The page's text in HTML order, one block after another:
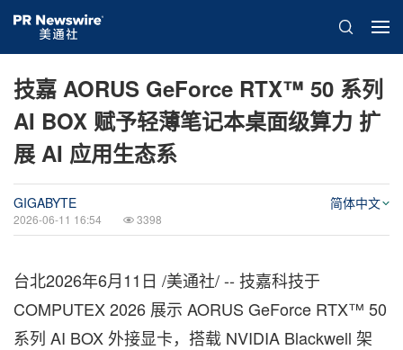
技嘉 AORUS GeForce RTX™ 50 系列
AI BOX 赋予轻薄笔记本桌面级算力 扩
展 AI 应用生态系
GIGABYTE
2026-06-11 16:54 3398
简体中文
台北2026年6月11日 /美通社/ -- 技嘉科技于
COMPUTEX 2026 展示 AORUS GeForce RTX™ 50
系列 AI BOX 外接显卡，搭载 NVIDIA Blackwell 架